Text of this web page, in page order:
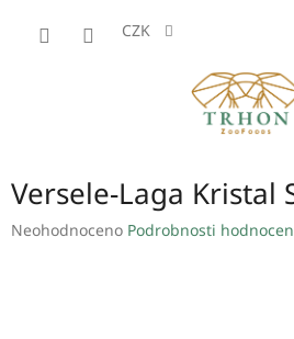
CZK
Versele-Laga Kristal
Průměrné
Neohodnoceno Podrobnosti